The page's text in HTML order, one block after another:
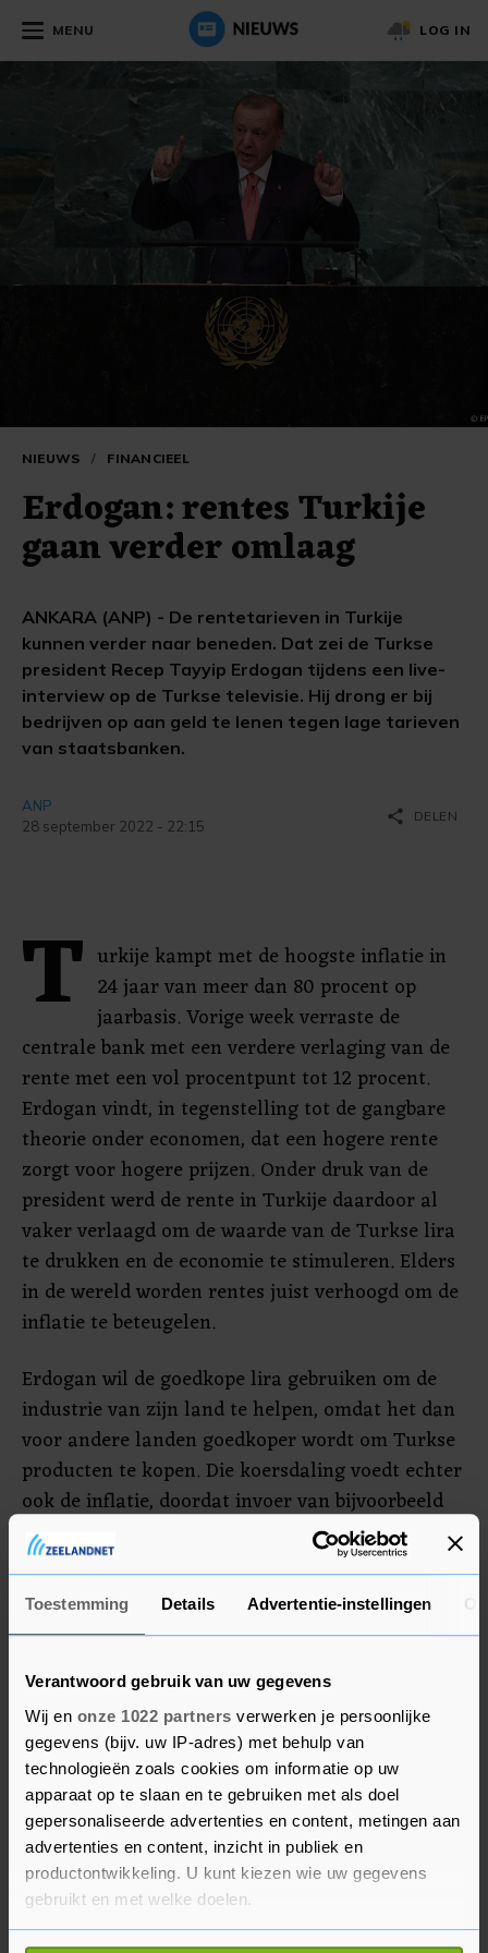
Toestemming Details Advertentie-instellingen
Verantwoord gebruik van uw gegevens
Wij en onze 1022 partners verwerken je persoonlijke
gegevens (bijv. uw IP-adres) met behulp van
technologieën zoals cookies om informatie op uw
apparaat op te slaan en te gebruiken met als doel
gepersonaliseerde advertenties en content, metingen aan
advertenties en content, inzicht in publiek en
productontwikkeling. U kunt kiezen wie uw gegevens
gebruikt en met welke doelen.
MENU LOG IN
NIEUWS / FINANCIEEL
Erdogan: rentes Turkije
gaan verder omlaag
ANKARA (ANP) - De rentetarieven in Turkije
kunnen verder naar beneden. Dat zei de Turkse
president Recep Tayyip Erdogan tijdens een live-
interview op de Turkse televisie. Hij drong er bij
bedrijven op aan geld te lenen tegen lage tarieven
van staatsbanken.
ANP
28 september 2022 - 22:15
share DELEN
T urkije kampt met de hoogste inflatie in
24 jaar van meer dan 80 procent op
jaarbasis. Vorige week verraste de
centrale bank met een verdere verlaging van de
rente met een vol procentpunt tot 12 procent.
Erdogan vindt, in tegenstelling tot de gangbare
theorie onder economen, dat een hogere rente
zorgt voor hogere prijzen. Onder druk van de
president werd de rente in Turkije daardoor al
vaker verlaagd om de waarde van de Turkse lira
te drukken en de economie te stimuleren. Elders
in de wereld worden rentes juist verhoogd om de
inflatie te beteugelen.
Erdogan wil de goedkope lira gebruiken om de
industrie van zijn land te helpen, omdat het dan
voor andere landen goedkoper wordt om Turkse
producten te kopen. Die koersdaling voedt echter
ook de inflatie, doordat invoer van bijvoorbeeld
brandstof juist duurder wordt. In juni volgend
jaar worden er in Turkije verkiezingen gehouden.
Erdogan heeft al meermaals beloofd de
leenkosten laag te zullen houden.